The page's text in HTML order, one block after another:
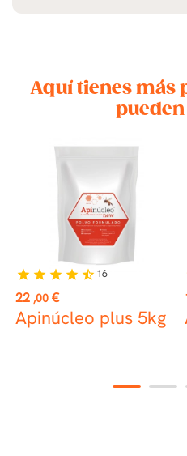
Aquí tienes más
Precio
22 ,00 €
Apinúcleo plus 5kg
star star star star star_half 16
1 2